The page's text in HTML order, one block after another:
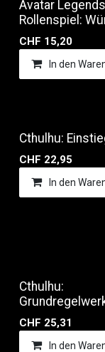
Avatar
Rollenspiel:
CHF 15,20
In den
Cthulhu:
CHF 22,95
In den
Cthulhu:
CHF 25,31
In den